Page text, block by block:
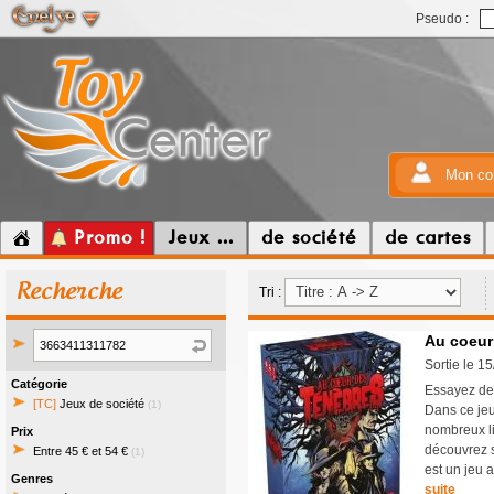
Pseudo :
Mon
Promo ! Jeux ... de société de cartes
Recherche
Catégorie
[TC] Jeux de société (1)
Prix
Entre 45 € et 54 € (1)
Genres
Tri :
Au
Sortie le
Essayez
Dans ce
nombreux
découvrez
est un jeu
suite